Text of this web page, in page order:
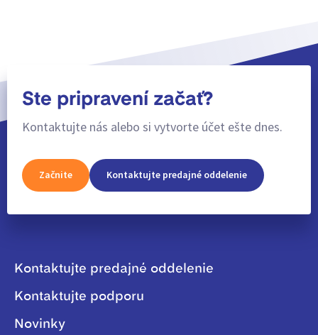
Ste pripravení začať?
Kontaktujte nás alebo si vytvorte účet ešte dnes.
Začnite Kontaktujte predajné oddelenie
Kontaktujte predajné oddelenie
Kontaktujte podporu
Novinky